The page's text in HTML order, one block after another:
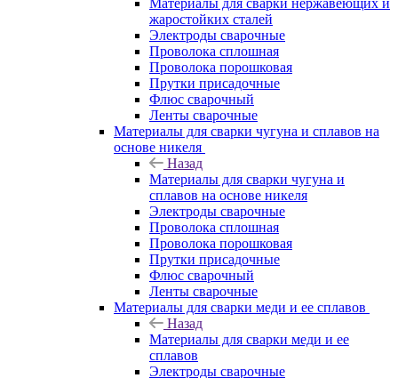
Материалы для сварки нержавеющих и
жаростойких сталей
Электроды сварочные
Проволока сплошная
Проволока порошковая
Прутки присадочные
Флюс сварочный
Ленты сварочные
Материалы для сварки чугуна и сплавов на
основе никеля
Назад
Материалы для сварки чугуна и
сплавов на основе никеля
Электроды сварочные
Проволока сплошная
Проволока порошковая
Прутки присадочные
Флюс сварочный
Ленты сварочные
Материалы для сварки меди и ее сплавов
Назад
Материалы для сварки меди и ее
сплавов
Электроды сварочные